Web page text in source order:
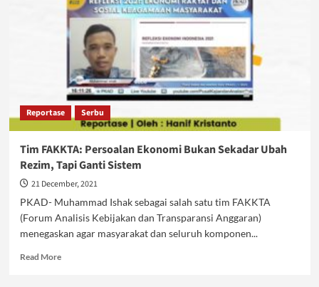
Reportase Serbu
Tim FAKKTA: Persoalan Ekonomi Bukan Sekadar Ubah
Rezim, Tapi Ganti Sistem
21 December, 2021
PKAD- Muhammad Ishak sebagai salah satu tim FAKKTA
(Forum Analisis Kebijakan dan Transparansi Anggaran)
menegaskan agar masyarakat dan seluruh komponen...
Read MoreRead